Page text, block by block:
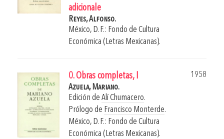
adicionale
Reyes, Alfonso.
México, D. F.: Fondo de Cultura
Económica (Letras Mexicanas).
0. Obras completas, I
1958
Azuela, Mariano.
Edición de Alí Chumacero.
Prólogo de Francisco Monterde.
México, D. F.: Fondo de Cultura
Económica (Letras Mexicanas).